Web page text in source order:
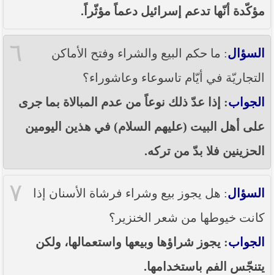
مؤكّدة أنّها تدعم إسرائيل دعماً مؤثّراً.
٦ السؤال: ما حكم البيع والشراء وفتح الأماكن
التجاريّة في أيّام تاسوعاء وعاشوراء؟
الجواب: إذا عدّ ذلك نوعاً من عدم المبالاة بما جرى
على أهل البيت (عليهم السلام) في هذين اليومين
الحزينين فلا بدّ من تركه.
٧ السؤال: هل يجوز بيع وشراء فرشاة الأسنان إذا
كانت خيوطها من شعر الخنزير؟
الجواب: يجوز شراؤها وبيعها واستعمالها، ولكن
يتنجّس الفم باستخدامها.